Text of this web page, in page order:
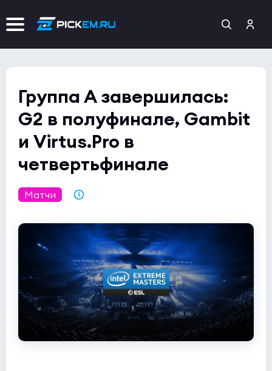
Группа А завершилась:
G2 в полуфинале, Gambit
и Virtus.Pro в
четвертьфинале
Матчи